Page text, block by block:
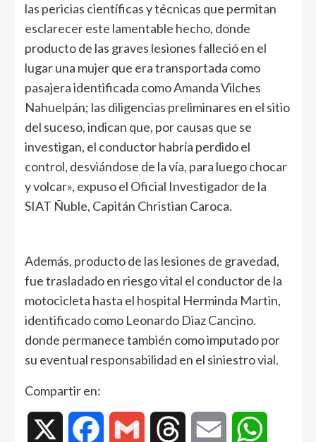
las pericias científicas y técnicas que permitan
esclarecer este lamentable hecho, donde
producto de las graves lesiones falleció en el
lugar una mujer que era transportada como
pasajera identificada como Amanda Vilches
Nahuelpán; las diligencias preliminares en el sitio
del suceso, indican que, por causas que se
investigan, el conductor habría perdido el
control, desviándose de la vía, para luego chocar
y volcar», expuso el Oficial Investigador de la
SIAT Ñuble, Capitán Christian Caroca.
Además, producto de las lesiones de gravedad,
fue trasladado en riesgo vital el conductor de la
motocicleta hasta el hospital Herminda Martin,
identificado como Leonardo Diaz Cancino.
donde permanece también como imputado por
su eventual responsabilidad en el siniestro vial.
Compartir en:
Facebook Gmail Threads Email